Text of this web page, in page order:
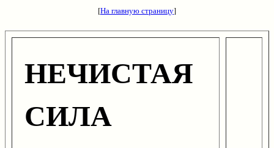
[На главную страницу]
НЕЧИСТАЯ
СИЛА